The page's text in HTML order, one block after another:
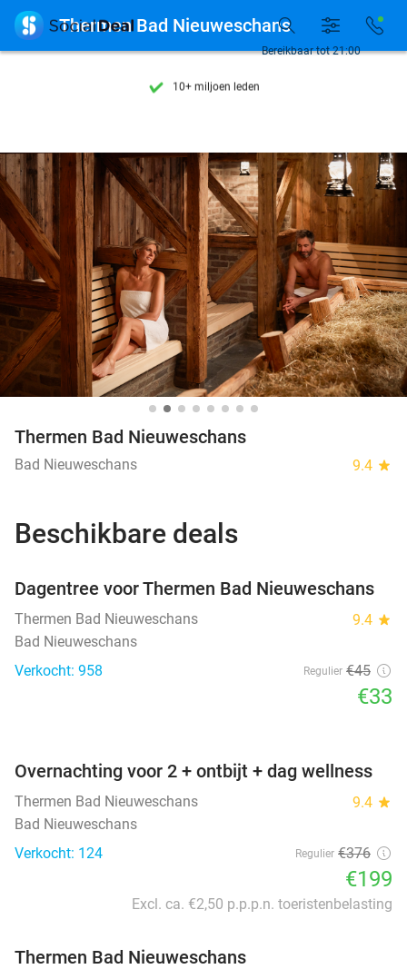
7 dagen per week beschikbaar
10+ miljoen leden
7 dagen per week beschikbaar
10+ miljoen leden
Bereikbaar tot 21:00
 Thermen Bad Nieuweschans
Thermen Bad Nieuweschans
Bad Nieuweschans 9.4 star
Beschikbare deals
Dagentree voor Thermen Bad Nieuweschans
Thermen Bad Nieuweschans 9.4 star
Bad Nieuweschans
Verkocht: 958
Regulier €45
€33
Overnachting voor 2 + ontbijt + dag wellness
Thermen Bad Nieuweschans 9.4 star
Bad Nieuweschans
Verkocht: 124
Regulier €376
€199
Excl. ca. €2,50 p.p.p.n. toeristenbelasting
Thermen Bad Nieuweschans